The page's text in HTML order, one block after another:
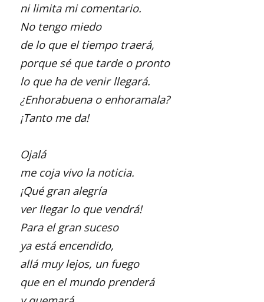
ni limita mi comentario.
No tengo miedo
de lo que el tiempo traerá,
porque sé que tarde o pronto
lo que ha de venir llegará.
¿Enhorabuena o enhoramala?
¡Tanto me da!
Ojalá
me coja vivo la noticia.
¡Qué gran alegría
ver llegar lo que vendrá!
Para el gran suceso
ya está encendido,
allá muy lejos, un fuego
que en el mundo prenderá